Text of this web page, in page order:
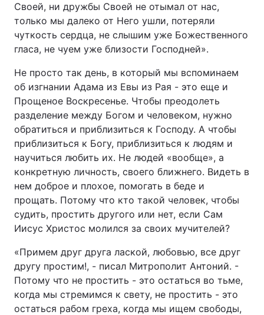
Своей, ни дружбы Своей не отымал от нас,
только мы далеко от Него ушли, потеряли
чуткость сердца, не слышим уже Божественного
гласа, не чуем уже близости Господней».
Не просто так день, в который мы вспоминаем
об изгнании Адама из Евы из Рая - это еще и
Прощеное Воскресенье. Чтобы преодолеть
разделение между Богом и человеком, нужно
обратиться и приблизиться к Господу. А чтобы
приблизиться к Богу, приблизиться к людям и
научиться любить их. Не людей «вообще», а
конкретную личность, своего ближнего. Видеть в
нем доброе и плохое, помогать в беде и
прощать. Потому что кто такой человек, чтобы
судить, простить другого или нет, если Сам
Иисус Христос молился за своих мучителей?
«Примем друг друга лаской, любовью, все друг
другу простим!, - писал Митрополит Антоний. -
Потому что не простить - это остаться во тьме,
когда мы стремимся к свету, не простить - это
остаться рабом греха, когда мы ищем свободы,